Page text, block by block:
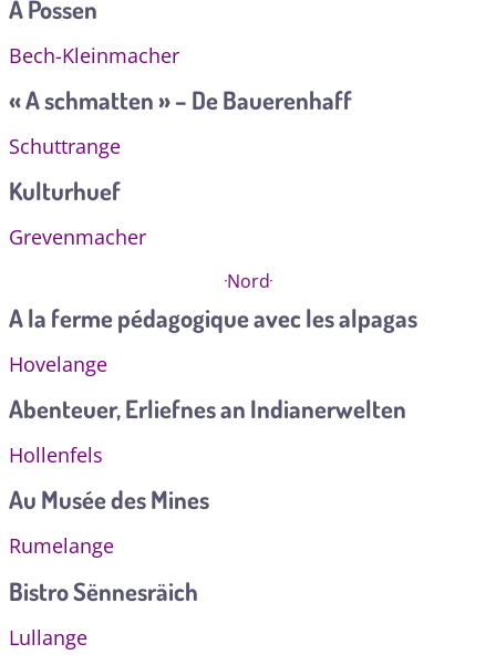
A Possen
Bech-Kleinmacher
« A schmatten » – De Bauerenhaff
Schuttrange
Kulturhuef
Grevenmacher
Nord
A la ferme pédagogique avec les alpagas
Hovelange
Abenteuer, Erliefnes an Indianerwelten
Hollenfels
Au Musée des Mines
Rumelange
Bistro Sënnesräich
Lullange